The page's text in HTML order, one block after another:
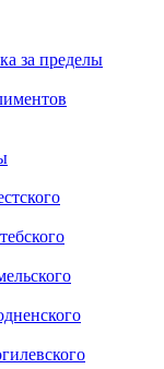
за пределы